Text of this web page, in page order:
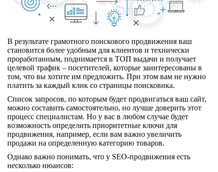
В результате грамотного поискового продвижения ваш
становится более удобным для клиентов и технически
проработанным, поднимается в ТОП выдачи и получает
целевой трафик – посетителей, которые заинтересованы в
том, что вы хотите им предложить. При этом вам не нужно
платить за каждый клик со страницы поисковика.
Список запросов, по которым будет продвигаться ваш сайт,
можно составить самостоятельно, но лучше доверить этот
процесс специалистам. Но у вас в любом случае будет
возможность определить приоритетные ключи для
продвижения, например, если вам важно увеличить
продажи на определенную категорию товаров.
Однако важно понимать, что у SEO-продвижения есть
несколько нюансов: